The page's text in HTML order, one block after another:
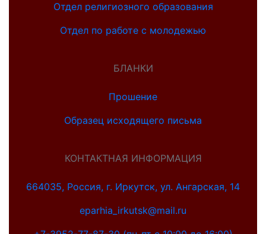
Отдел религиозного образования
Отдел по работе с молодежью
БЛАНКИ
Прошение
Образец исходящего письма
КОНТАКТНАЯ ИНФОРМАЦИЯ
664035, Россия, г. Иркутск, ул. Ангарская, 14
eparhia_irkutsk@mail.ru